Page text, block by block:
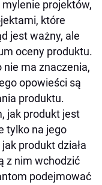
mylenie projektów,
które
jest ważny, ale
oceny produktu.
nie ma znaczenia,
opowieści są
produktu.
jak produkt jest
tylko na jego
produkt działa
z nim wchodzić
podejmować